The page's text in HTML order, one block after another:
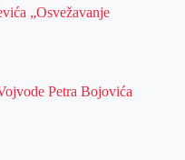
„Osvežavanje
Petra Bojovića